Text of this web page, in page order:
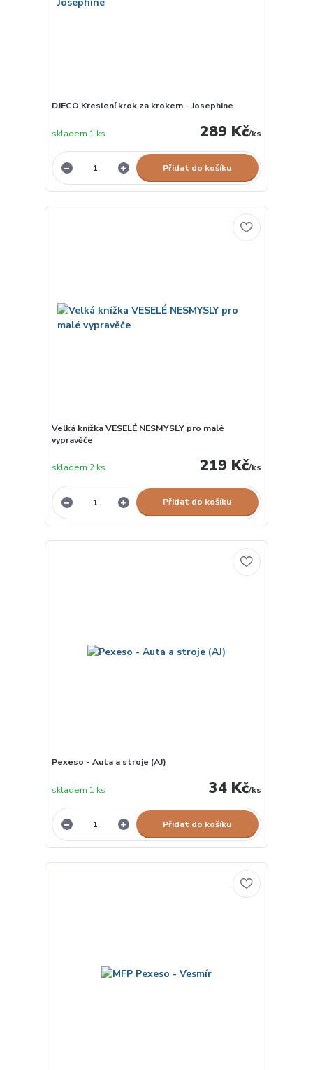
DJECO Kreslení krok za krokem - Josephine
289 Kč/ks
skladem 1 ks
Přidat do košíku
Velká knížka VESELÉ NESMYSLY pro malé
vypravěče
219 Kč/ks
skladem 2 ks
Přidat do košíku
Pexeso - Auta a stroje (AJ)
34 Kč/ks
skladem 1 ks
Přidat do košíku